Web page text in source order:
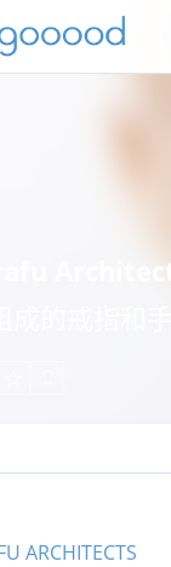
成的戒指和
ARCHITECTS